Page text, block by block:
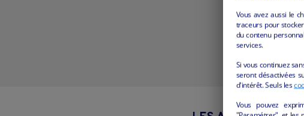
Vous avez aussi le
traceurs pour
du contenu
services.
Si vous continuez
seront désactivées
d'intérêt. Seuls les
Vous pouvez